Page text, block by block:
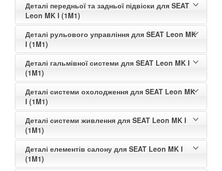
Деталі передньої та задньої підвіски для SEAT
Leon MK I (1M1)
Деталі рульового управління для SEAT Leon MK
I (1M1)
Деталі гальмівної системи для SEAT Leon MK I
(1M1)
Деталі системи охолодження для SEAT Leon MK
I (1M1)
Деталі системи живлення для SEAT Leon MK I
(1M1)
Деталі елементів салону для SEAT Leon MK I
(1M1)